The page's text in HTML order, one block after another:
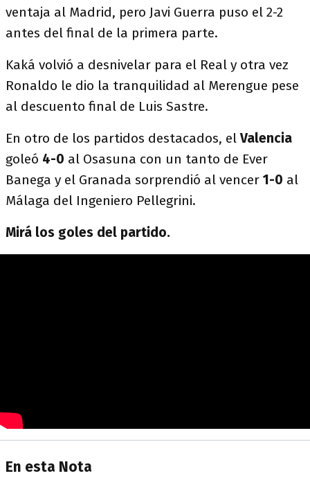
ventaja al Madrid, pero Javi Guerra puso el 2-2
antes del final de la primera parte.
Kaká volvió a desnivelar para el Real y otra vez
Ronaldo le dio la tranquilidad al Merengue pese
al descuento final de Luis Sastre.
En otro de los partidos destacados, elValencia
goleó 4-0 al Osasuna con un tanto de Ever
Banega y el Granada sorprendió al vencer 1-0 al
Málaga del Ingeniero Pellegrini.
Mirá los goles del partido.
En esta Nota